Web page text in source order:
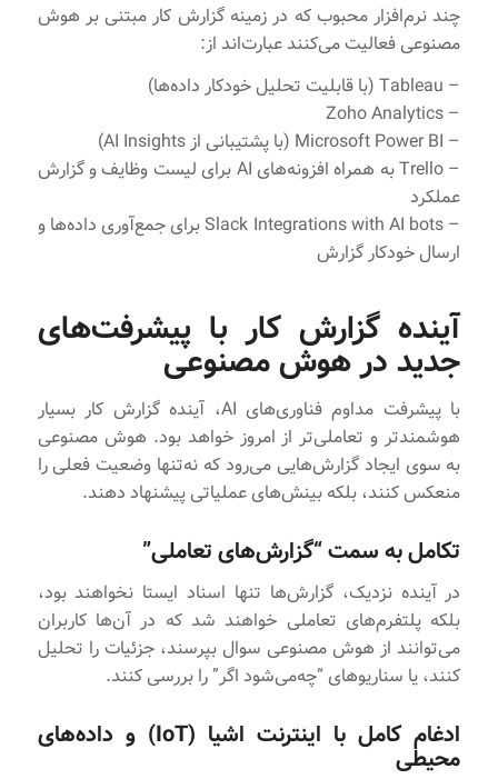
چند نرم‌افزار محبوب که در زمینه گزارش کار مبتنی بر هوش
مصنوعی فعالیت می‌کنند عبارت‌اند از:
– Tableau (با قابلیت تحلیل خودکار داده‌ها)
– Zoho Analytics
– Microsoft Power BI (با پشتیبانی از AI Insights)
– Trello به همراه افزونه‌های AI برای لیست وظایف و گزارش
عملکرد
– Slack Integrations with AI bots برای جمع‌آوری داده‌ها و
ارسال خودکار گزارش
آینده گزارش‌ کار با پیشرفت‌های
جدید در هوش مصنوعی
با پیشرفت مداوم فناوری‌های AI، آینده گزارش کار بسیار
هوشمندتر و تعاملی‌تر از امروز خواهد بود. هوش مصنوعی
به سوی ایجاد گزارش‌هایی می‌رود که نه‌تنها وضعیت فعلی را
منعکس کنند، بلکه بینش‌های عملیاتی پیشنهاد دهند.
تکامل به سمت “گزارش‌های تعاملی”
در آینده نزدیک، گزارش‌ها تنها اسناد ایستا نخواهند بود،
بلکه پلتفرم‌های تعاملی خواهند شد که در آن‌ها کاربران
می‌توانند از هوش مصنوعی سوال بپرسند، جزئیات را تحلیل
کنند، یا سناریوهای “چه‌می‌شود اگر” را بررسی کنند.
ادغام کامل با اینترنت اشیا (IoT) و داده‌های
محیطی